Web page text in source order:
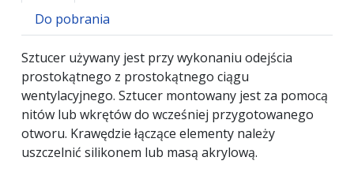
Do pobrania
Sztucer używany jest przy wykonaniu odejścia
prostokątnego z prostokątnego ciągu
wentylacyjnego. Sztucer montowany jest za pomocą
nitów lub wkrętów do wcześniej przygotowanego
otworu. Krawędzie łączące elementy należy
uszczelnić silikonem lub masą akrylową.